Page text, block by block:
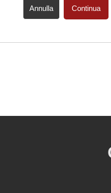
Annulla Continua